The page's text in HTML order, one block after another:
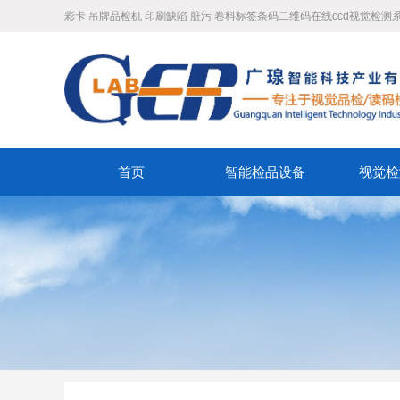
彩卡 吊牌品检机 印刷缺陷 脏污 卷料标签条码二维码在线ccd视觉检测
首页 智能检品设备 视觉